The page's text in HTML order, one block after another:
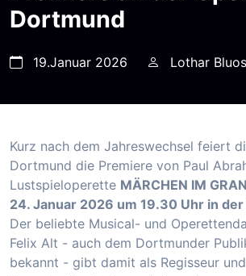
Dortmund
19.Januar 2026 Lothar
Kurz nach dem Jahreswechsel feiert
Dortmund die Premiere von Paul
Lustspieloperette MÄRCHEN IM
24. Januar 2026 um 19.30 Uhr in
Der beliebte Musical- und
Felix Alt - auch dem Dortmunder
bekannt - gibt damit als Regisseur